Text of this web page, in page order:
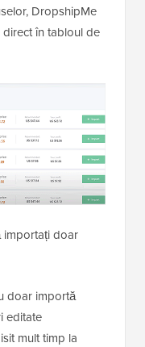
DropshipMe
direct în tabloul de
importați doar
doar importă
editate
mult timp la